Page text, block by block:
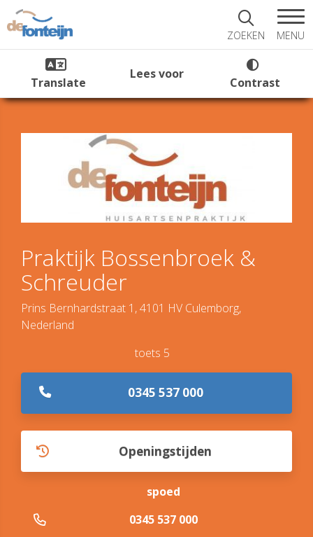
ZOEKEN MENU
Translate
Lees voor
Contrast
Praktijk Bossenbroek &
Schreuder
Prins Bernhardstraat 1, 4101 HV Culemborg,
Nederland
0345 537 000
toets 5
Openingstijden
spoed
0345 537 000